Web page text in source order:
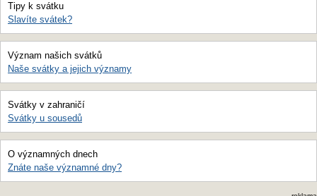
Tipy k svátku
Slavíte svátek?
Význam našich svátků
Naše svátky a jejich významy
Svátky v zahraničí
Svátky u sousedů
O významných dnech
Znáte naše významné dny?